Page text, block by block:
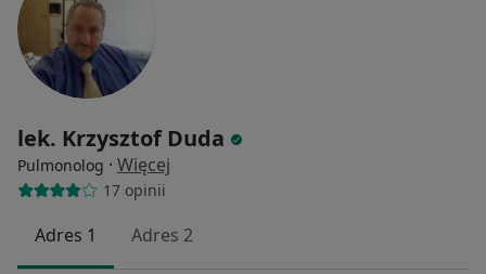
lek. Krzysztof Duda
Pulmonolog · Więcej
17 opinii
Adres 1 Adres 2